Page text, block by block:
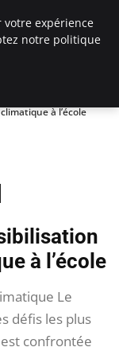
à l’école
à l’école
Le
défis les plus
confrontée
votre expérience
notre politique